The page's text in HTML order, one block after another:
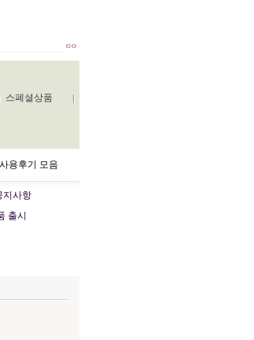
스폐셜상품
사용후기 모음
지사항
출시